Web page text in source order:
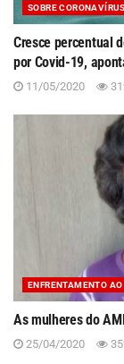
SOBRE CORONAVÍRUS
Cresce percentual
por Covid-19,
11/05/2020
ENFRENTAMENTO
As mulheres do
25/04/2020